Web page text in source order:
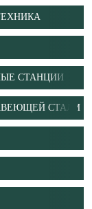
СТАНЦИИ
СТАЛИ